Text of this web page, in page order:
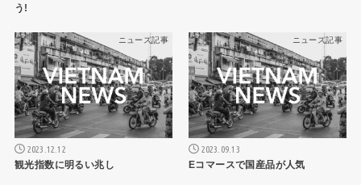
う!
ニュース記事
2023.12.12
観光指数に明るい兆し
ニュース記事
2023.09.13
Eコマースで国産品が人気